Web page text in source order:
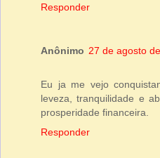
Responder
Anônimo 27 de agosto
Eu ja me vejo
leveza, tranquilidade e
prosperidade financeira.
Responder